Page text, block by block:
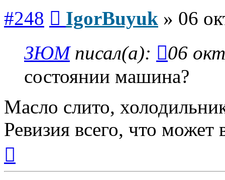
#248 IgorBuyuk » 06
ЗЮМписал(а):
06
состоянии машина?
Масло слито,
Ревизия всего, что может
началу